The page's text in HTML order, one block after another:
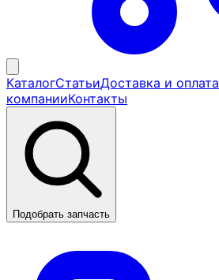
КаталогСтатьиДоставка и оплата
компанииКонтакты
Подобрать запчасть